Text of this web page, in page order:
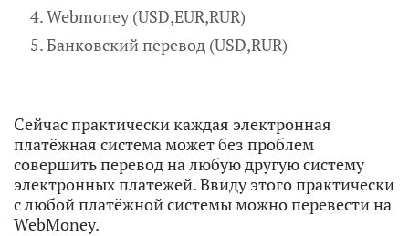
Webmoney (USD,EUR,RUR)
Банковский перевод (USD,RUR)
Сейчас практически каждая электронная
платёжная система может без проблем
совершить перевод на любую другую систему
электронных платежей. Ввиду этого практически
с любой платёжной системы можно перевести на
WebMoney.